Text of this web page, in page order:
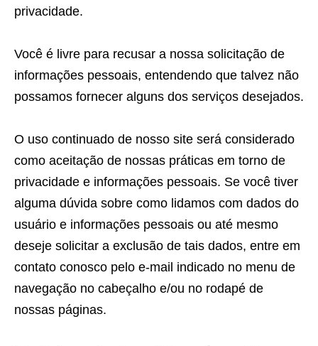
privacidade.
Você é livre para recusar a nossa solicitação de
informações pessoais, entendendo que talvez não
possamos fornecer alguns dos serviços desejados.
O uso continuado de nosso site será considerado
como aceitação de nossas práticas em torno de
privacidade e informações pessoais. Se você tiver
alguma dúvida sobre como lidamos com dados do
usuário e informações pessoais ou até mesmo
deseje solicitar a exclusão de tais dados, entre em
contato conosco pelo e-mail indicado no menu de
navegação no cabeçalho e/ou no rodapé de
nossas páginas.